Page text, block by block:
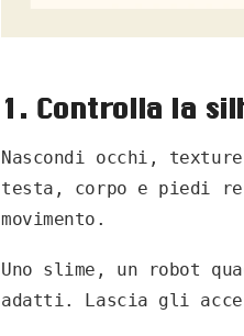
1. Controlla la
Nascondi occhi,
testa, corpo e piedi
movimento.
Uno slime, un robot
adatti. Lascia gli